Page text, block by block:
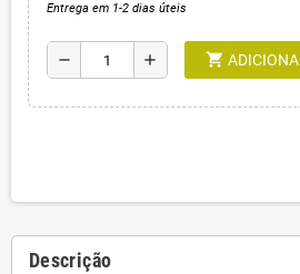
Entrega em 1-2 dias úteis
remove add shopping_cart
Descrição